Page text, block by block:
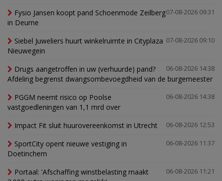
07-08-2026 09:31
Fysio Jansen koopt pand Schoenmode Zeilberg
in Deurne
07-08-2026 09:10
Siebel Juweliers huurt winkelruimte in Cityplaza
Nieuwegein
06-08-2026 14:38
Drugs aangetroffen in uw (verhuurde) pand?
Afdeling begrenst dwangsombevoegdheid van de burgemeester
06-08-2026 14:38
PGGM neemt risico op Poolse
vastgoedleningen van 1,1 mrd over
06-08-2026 12:53
Impact Fit sluit huurovereenkomst in Utrecht
06-08-2026 11:37
SportCity opent nieuwe vestiging in
Doetinchem
06-08-2026 11:21
Portaal: 'Afschaffing winstbelasting maakt